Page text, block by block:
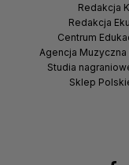
Redakcja
Redakcja
Centrum
Agencja
Studia
Sklep